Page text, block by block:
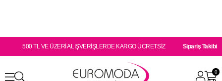
500 TL VE ÜZERİ ALIŞVERİŞLERDE KARGO ÜCRETSİZ Sipariş Takibi
0